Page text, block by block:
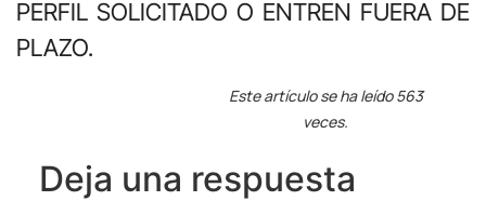
PERFIL SOLICITADO O ENTREN FUERA DE
PLAZO.
Este artículo se ha leído 563
veces.
Deja una respuesta